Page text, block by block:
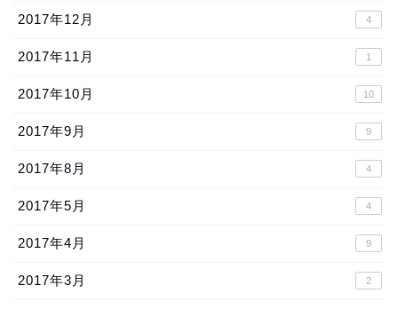
2017年12月 4
2017年11月 1
2017年10月 10
2017年9月 9
2017年8月 4
2017年5月 4
2017年4月 9
2017年3月 2